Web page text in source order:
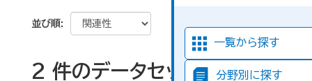
一覧から探す
分野別に探す
並び順
2 件のデータセットが見つか